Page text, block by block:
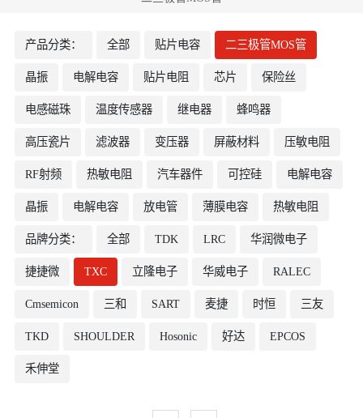
产品分类： 全部 贴片电容 二三极管MOS管
晶振 电解电容 贴片电阻 芯片 保险丝
电感磁珠 温度传感器 继电器 蜂鸣器
高压瓷片 滤波器 变压器 屏蔽材料 压敏电阻
RF射频 热敏电阻 汽车器件 可控硅 电解电容
晶振 电解电容 放电管 薄膜电容 热敏电阻
品牌分类： 全部 TDK LRC 华润微电子
捷捷微 TXC 立隆电子 华威电子 RALEC
Cmsemicon 三和 SART 麦捷 时恒 三友
TKD SHOULDER Hosonic 好达 EPCOS
禾伸堂